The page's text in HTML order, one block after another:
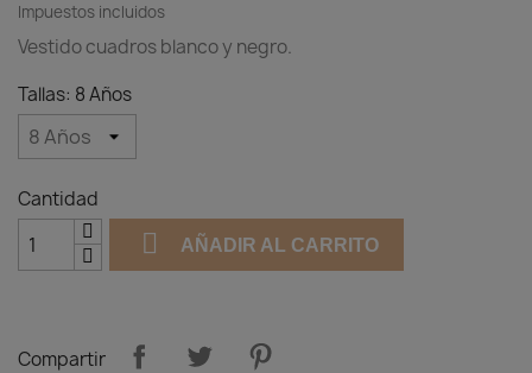
Impuestos incluidos
Vestido cuadros blanco y negro.
Tallas: 8 Años
Cantidad
 AÑADIR AL CARRITO
Compartir